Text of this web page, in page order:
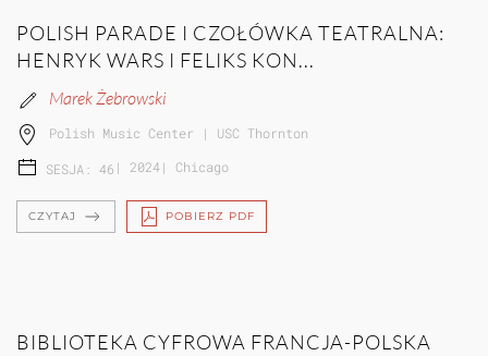
POLISH PARADE I CZOŁÓWKA TEATRALNA:
HENRYK WARS I FELIKS KON...
Marek Żebrowski
Polish Music Center | USC Thornton
SESJA: 46 | 2024| Chicago
CZYTAJ POBIERZ PDF
BIBLIOTEKA CYFROWA FRANCJA-POLSKA